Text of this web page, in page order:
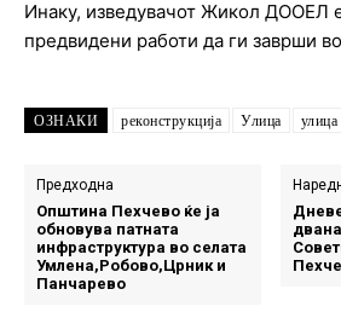
Инаку, изведувачот Жикол ДООЕЛ
предвидени работи да ги заврши
ОЗНАКИ реконструкција Улица
Предходна
Општина Пехчево ќе ја
обновува патната
инфраструктура во селата
Умлена,Робово,Црник и
Панчарево